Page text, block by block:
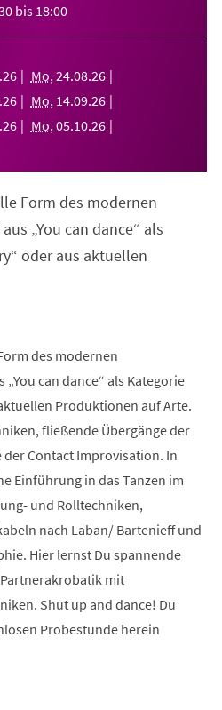
bis 18:00
26 Mo, 24.08.26
26 Mo, 14.09.26
26 Mo, 05.10.26
Form des modernen
„You can dance“ als
oder aus aktuellen
des modernen
can dance“ als Kategorie
Produktionen auf Arte.
fließende Übergänge der
der Contact Improvisation. In
Einführung in das Tanzen im
und Rolltechniken,
nach Laban/ Bartenieff und
Hier lernst Du spannende
mit
Shut up and dance! Du
Probestunde herein